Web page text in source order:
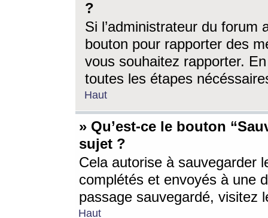
?
Si l’administrateur du forum
bouton pour rapporter des
vous souhaitez rapporter.
toutes les étapes
Haut
» Qu’est-ce le bouton
sujet ?
Cela autorise à sauvegarder
complétés et envoyés à une
passage sauvegardé, visitez
Haut